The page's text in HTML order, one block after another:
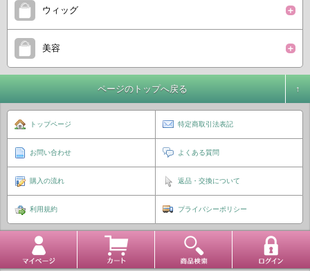
ウィッグ
美容
ページのトップへ戻る
トップページ 特定商取引法表記
お問い合わせ よくある質問
購入の流れ 返品・交換について
利用規約 プライバシーポリシー